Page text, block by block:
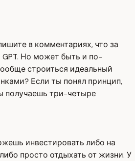
в комментариях, что за
Но может быть и по-
строиться идеальный
Если ты понял принцип,
получаешь три-четыре
инвестировать либо на
просто отдыхать от жизни. У